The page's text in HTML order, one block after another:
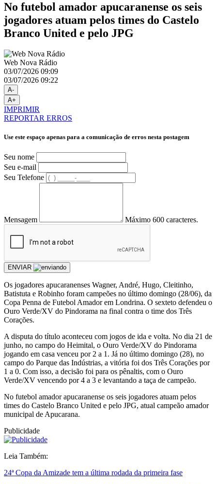
No futebol amador apucaranense os seis
jogadores atuam pelos times do Castelo
Branco United e pelo JPG
Web Nova Rádio
03/07/2026 09:09
03/07/2026 09:22
A-
A+
IMPRIMIR
REPORTAR ERROS
Use este espaço apenas para a comunicação de erros nesta postagem
Seu nome
Seu e-mail
Seu Telefone
Mensagem Máximo 600 caracteres.
ENVIAR
Os jogadores apucaranenses Wagner, André, Hugo, Cleitinho,
Batistuta e Robinho foram campeões no último domingo (28/06), da
Copa Penna de Futebol Amador em Londrina. O sexteto defendeu o
Ouro Verde/XV do Pindorama na final contra o time dos Três
Corações.
A disputa do título aconteceu com jogos de ida e volta. No dia 21 de
junho, no campo do Heimital, o Ouro Verde/XV do Pindorama
jogando em casa venceu por 2 a 1. Já no último domingo (28), no
campo do Parque das Indústrias, a vitória foi dos Três Corações por
1 a 0. Com isso, a decisão foi para os pênaltis, com o Ouro
Verde/XV vencendo por 4 a 3 e levantando a taça de campeão.
No futebol amador apucaranense os seis jogadores atuam pelos
times do Castelo Branco United e pelo JPG, atual campeão amador
municipal de Apucarana.
Publicidade
Leia Também:
24ª Copa da Amizade tem a última rodada da primeira fase